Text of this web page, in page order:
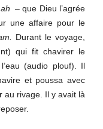
– que Dieu l’agrée
une affaire pour le
Durant le voyage,
qui fit chavirer le
(audio plouf). Il
et poussa avec
au rivage. Il y avait là